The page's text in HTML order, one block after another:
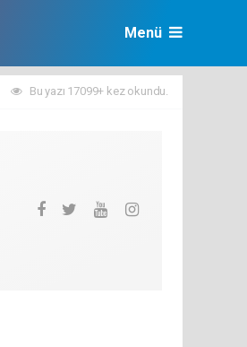
Menü
Bu yazı 17099+ kez okundu.